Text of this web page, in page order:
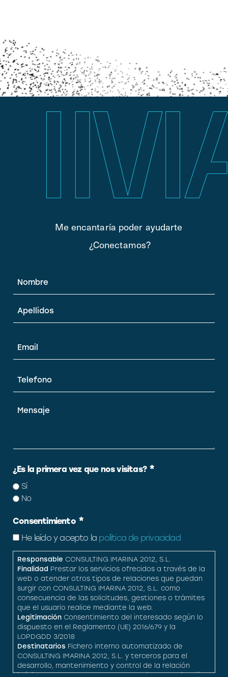
Me encantaría poder ayudarte
¿Conectamos?
*
*
¿Es la primera vez que nos visitas? *
Sí
No
Consentimiento *
He leído y acepto la política de privacidad
Responsable CONSULTING IMARINA 2012, S.L.
Finalidad Prestar los servicios ofrecidos a través de la
web o atender otros tipos de relaciones que puedan
surgir con CONSULTING IMARINA 2012, S.L. como
consecuencia de las solicitudes, gestiones o trámites
que el usuario realice mediante la web.
Legitimación Consentimiento del interesado según lo
dispuesto en el Reglamento (UE) 2016/679 y la
LOPDGDD 3/2018
Destinatarios Fichero interno automatizado de
CONSULTING IMARINA 2012, S.L. y terceros para el
desarrollo, mantenimiento y control de la relación
jurídica que se establezca cuando exista autorización